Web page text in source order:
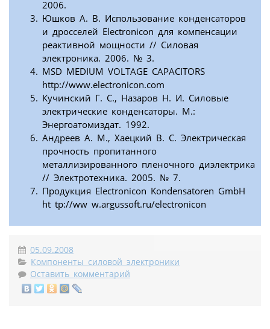
2006.
Юшков А. В. Использование конденсаторов
и дросселей Electronicon для компенсации
реактивной мощности // Силовая
электроника. 2006. № 3.
MSD MEDIUM VOLTAGE CAPACITORS
http://www.electronicon.com
Кучинский Г. С., Назаров Н. И. Силовые
электрические конденсаторы. М.:
Энергоатомиздат. 1992.
Андреев А. М., Хаецкий В. С. Электрическая
прочность пропитанного
металлизированного пленочного диэлектрика
// Электротехника. 2005. № 7.
Продукция Electronicon Kondensatoren GmbH
ht tp://ww w.argussoft.ru/electronicon
05.09.2008
Компоненты силовой электроники
Оставить комментарий